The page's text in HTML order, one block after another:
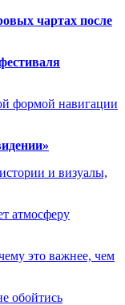
чартах после
формой навигации
и визуалы,
атмосферу
это важнее, чем
обойтись